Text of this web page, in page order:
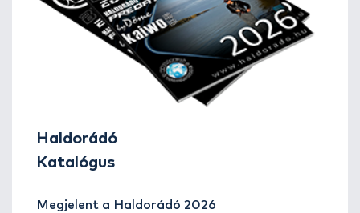
Haldorádó
Katalógus
Megjelent a Haldorádó 2026